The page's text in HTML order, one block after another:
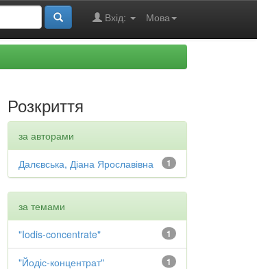
Мова
Вхід:
Розкриття
за авторами
1
Далєвська, Діана Ярославівна
за темами
1
"Iodis-concentrate"
1
"Йодіс-концентрат"